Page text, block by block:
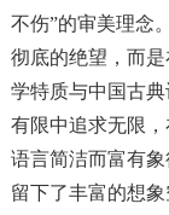
不伤”的审美理念
彻底的绝望，而
学特质与中国古
有限中追求无限
语言简洁而富有
留下了丰富的想